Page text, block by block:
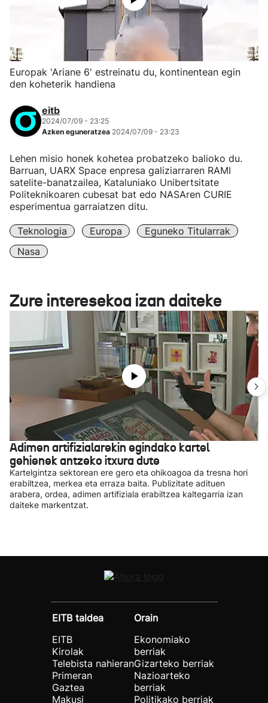
Europak 'Ariane 6' estreinatu du, kontinentean egin
den koheterik handiena
eitb
2024/07/09 - 23:25
Azken eguneratzea 2024/07/09 - 23:23
Lehen misio honek kohetea probatzeko balioko du.
Barruan, UARX Space enpresa galiziarraren RAMI
satelite-banatzailea, Kataluniako Unibertsitate
Politeknikoaren cubesat bat edo NASAren CURIE
esperimentua garraiatzen ditu.
Teknologia Europa
Eguneko Titularrak
Nasa
Zure interesekoa izan daiteke
Adimen artifizialarekin egindako kartel
gehienek antzeko itxura dute
Kartelgintza sektorean ere gero eta ohikoagoa da tresna hori
erabiltzea, merkea eta erraza baita. Publizitate adituen
arabera, ordea, adimen artifiziala erabiltzea kaltegarria izan
daiteke markentzat.
EITB taldea
EITB
Kirolak
Telebista nahieran
Primeran
Gaztea
Makusi
Orain
Ekonomiako
berriak
Gizarteko berriak
Nazioarteko
berriak
Politikako berriak